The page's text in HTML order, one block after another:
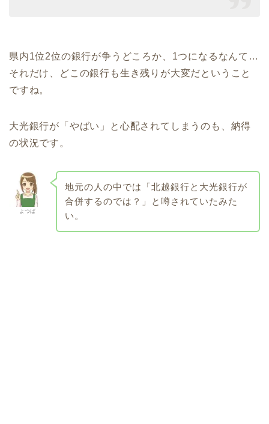
県内1位2位の銀行が争うどころか、1つになるなんて…
それだけ、どこの銀行も生き残りが大変だということ
ですね。
大光銀行が「やばい」と心配されてしまうのも、納得
の状況です。
よつば
地元の人の中では「北越銀行と大光銀行が
合併するのでは？」と噂されていたみた
い。